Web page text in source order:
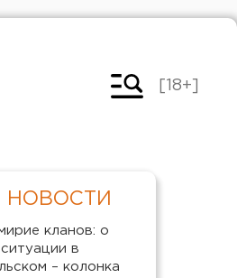
[18+]
НОВОСТИ
кланов: о
в
– колонка